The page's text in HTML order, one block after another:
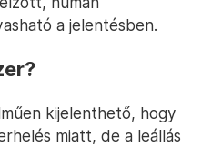
a jelentésben.
kijelenthető, hogy
miatt, de a leállás